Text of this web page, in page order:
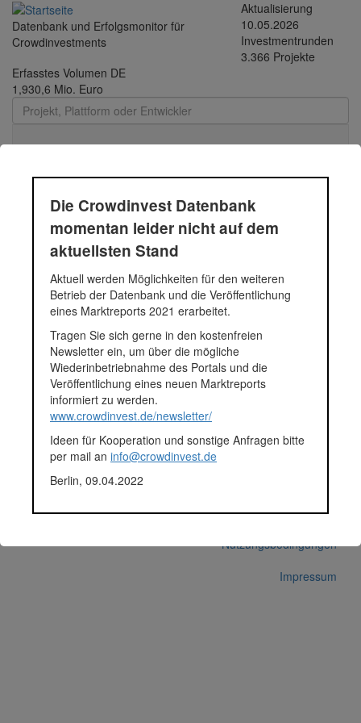
Direkt zum Inhalt
Datenbank und Erfolgsmonitor für
Crowdinvestments
Aktualisierung
10.05.2026
Investmentrunden
3.366 Projekte
Erfasstes Volumen DE
1,930,6 Mio. Euro
Toggle
Grundschuld
Die Grundschuld ist das dingliche Recht, aus einem Grundstück
oder einem grundstücksgleichen Recht (beispielsweise einem
Wohnungseigentum) die Zahlung eines bestimmten Geldbetrages
verwendet. Sie wird in das Grundbuch eingetragen und besitzt
einen Rang. Im Falle eines Zahlungsausfalls des Kreditnehmers
können nun Ansprüche des Kreditgebers geltend gemacht
werden, wobei die Forderung mit einer erstrangigen Grundschuld
zuerst bedient wird.
© 2026 crowdinvest.de
Datenschutz
Nutzungsbedingungen
Impressum
Die Crowdinvest Datenbank
momentan leider nicht auf dem
aktuellsten Stand
Aktuell werden Möglichkeiten für den weiteren
Betrieb der Datenbank und die Veröffentlichung
eines Marktreports 2021 erarbeitet.
Tragen Sie sich gerne in den kostenfreien
Newsletter ein, um über die mögliche
Wiederinbetriebnahme des Portals und die
Veröffentlichung eines neuen Marktreports
informiert zu werden.
www.crowdinvest.de/newsletter/
Ideen für Kooperation und sonstige Anfragen bitte
per mail an info@crowdinvest.de
Berlin, 09.04.2022